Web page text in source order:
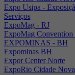
Expo Usipa -
Serviços
ExpoMag - RJ
ExpoMag Convention
EXPOMINAS - BH
Expominas BH
Expor Center Norte
ExpoRio Cidade